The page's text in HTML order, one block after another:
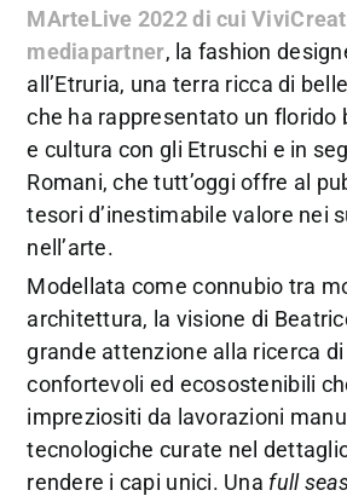
MArteLive 2022 di cui
mediapartner, la fashion
all’Etruria, una terra ricca di
che ha rappresentato un florido
e cultura con gli Etruschi e in
Romani, che tutt’oggi offre al
tesori d’inestimabile valore nei
nell’arte.
Modellata come connubio tra
architettura, la visione di
grande attenzione alla ricerca
confortevoli ed ecosostenibili
impreziositi da lavorazioni
tecnologiche curate nel
rendere i capi unici. Una full